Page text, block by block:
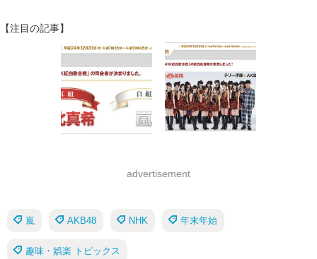
【注目の記事】
advertisement
嵐 AKB48 NHK 年末年始
趣味・娯楽 トピックス